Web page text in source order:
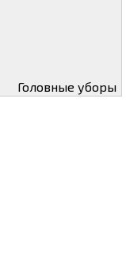
Головные уборы